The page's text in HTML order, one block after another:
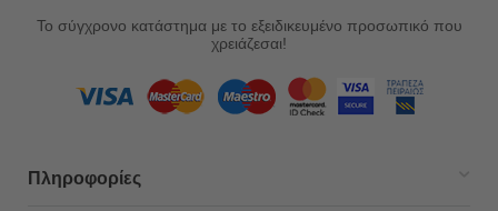
Το σύγχρονο κατάστημα με το εξειδικευμένο προσωπικό που
χρειάζεσαι!
Πληροφορίες